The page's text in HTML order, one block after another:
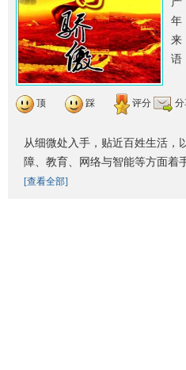
顶 踩 评分
从细微处入手，贴近百姓生活，
障、教育、网络与智能等方面着
[查看全部]